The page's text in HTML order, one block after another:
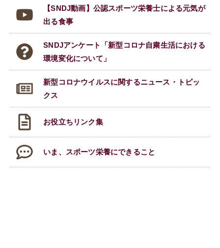
【SNDJ動画】公認スポーツ栄養士による元気が
出る食事
SNDJアンケート「新型コロナ自粛生活における
環境変化について」
新型コロナウイルスに関するニュース・トピッ
クス
お役立ちリンク集
いま、スポーツ栄養にできること